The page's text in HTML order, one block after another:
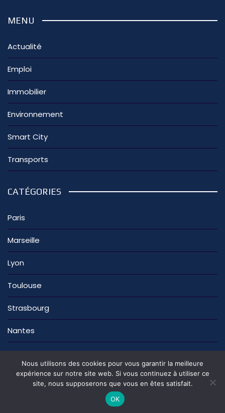
MENU
Actualité
Emploi
Immobilier
Environnement
Smart City
Transports
CATÉGORIES
Paris
Marseille
Lyon
Toulouse
Strasbourg
Nantes
La rédaction Nous contacter
Mentions légales
Politique de confidentialité
Nous utilisons des cookies pour vous garantir la meilleure
expérience sur notre site web. Si vous continuez à utiliser ce
site, nous supposerons que vous en êtes satisfait.
OK